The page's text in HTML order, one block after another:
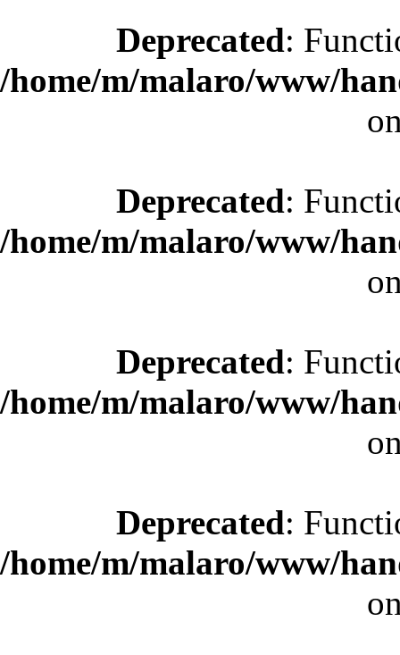
Deprecated:
/home/m/malaro/www/
Deprecated:
/home/m/malaro/www/
Deprecated:
/home/m/malaro/www/
Deprecated:
/home/m/malaro/www/